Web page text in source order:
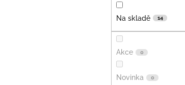
Na skladě 14
Akce 0
Novinka 0